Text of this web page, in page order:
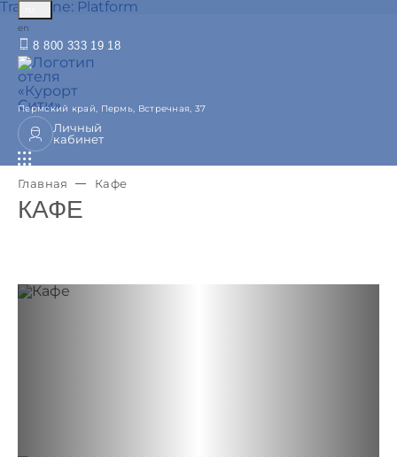
English
en
8 800 333 19 18
Пермский край, Пермь, Встречная, 37
Личный
кабинет
TravelLine: Platform
Главная Кафе
КАФЕ